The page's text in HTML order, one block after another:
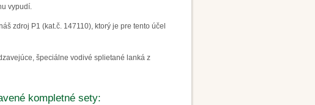
vypudí.
zdroj P1 (kat.č. 147110), ktorý je pre tento účel
špeciálne vodivé splietané lanká z
kompletné sety: